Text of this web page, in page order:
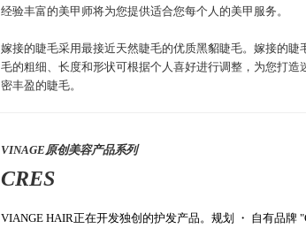
经验丰富的美甲师将为您提供适合您每个人的美甲服务。
嫁接的睫毛采用最接近天然睫毛的优质黑貂睫毛。嫁接的
毛的粗细、长度和形状可根据个人喜好进行调整，为您打
密丰盈的睫毛。
VINAGE原创美容产品系列
CRES
VIANGE HAIR正在开发独创的护发产品。规划 ・ 自有品牌